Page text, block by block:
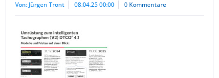
Von: Jürgen Tront 08.04.25 00:00 0 Kommentare